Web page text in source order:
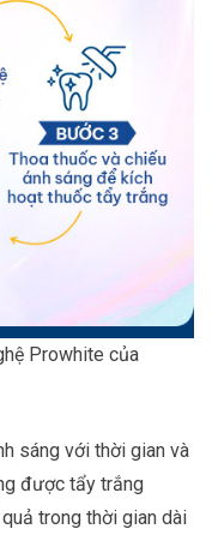
Prowhite của
sáng với thời gian và
được tẩy trắng
trong thời gian dài